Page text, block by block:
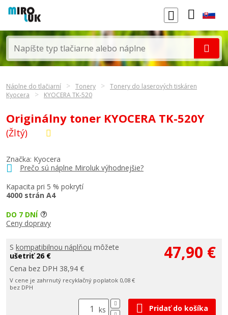
Náplne do tlačiarní Tonery
Tonery do laserových tiskáren
Kyocera
KYOCERA TK-520
Originálny toner KYOCERA TK-520Y
(Žltý)
Značka: Kyocera
Prečo sú náplne Miroluk výhodnejšie?
Kapacita pri 5 % pokrytí
4000 strán A4
DO 7 DNÍ
Ceny dopravy
S kompatibilnou náplňou môžete
ušetriť 26 €
Cena bez DPH 38,94 €
V cene je zahrnutý recyklačný poplatok 0,08 €
bez DPH
47,90 €
ks Pridať do košíka